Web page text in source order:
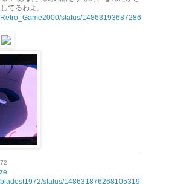
てるわよ。
status/14863193687286
bladest1972/status/148631876268105319